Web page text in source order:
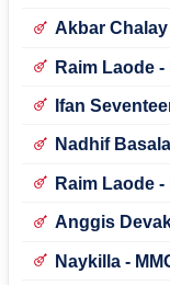
Akbar
Raim Laode -
Ifan
Nadhif
Raim Laode
Anggis
Naykilla -